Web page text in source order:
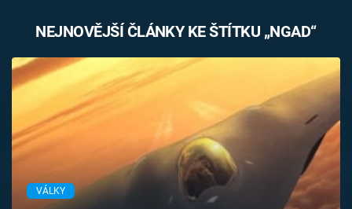
Témata
Témata
Pořady
TV Program
NEJNOVĚJŠÍ ČLÁNKY KE ŠTÍTKU „NGAD“
VÁLKY